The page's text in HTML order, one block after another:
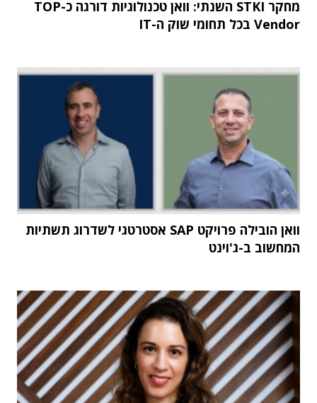
מחקר STKI השנתי: וואן טכנולוגיות דורגה כ-TOP
Vendor בכל תחומי שוק ה-IT
וואן הובילה פרויקט SAP אסטרטגי לשדרוג תשתיות
המחשוב ב-ג'וינט